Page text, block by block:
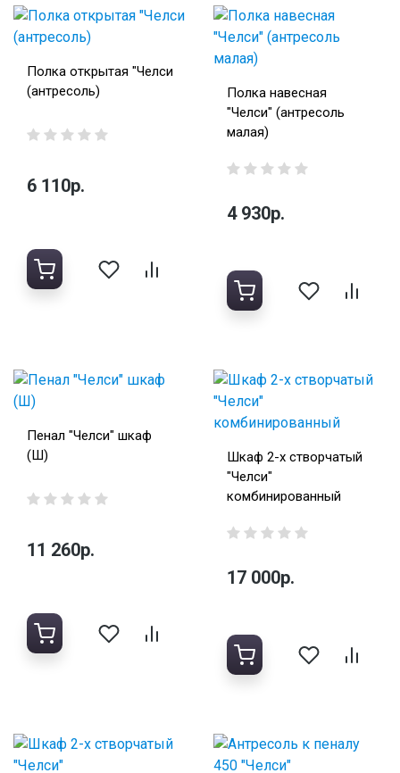
Полка открытая "Челси
(антресоль)
6 110р.
Полка навесная
"Челси" (антресоль
малая)
4 930р.
Пенал "Челси" шкаф
(Ш)
11 260р.
Шкаф 2-х створчатый
"Челси"
комбинированный
17 000р.